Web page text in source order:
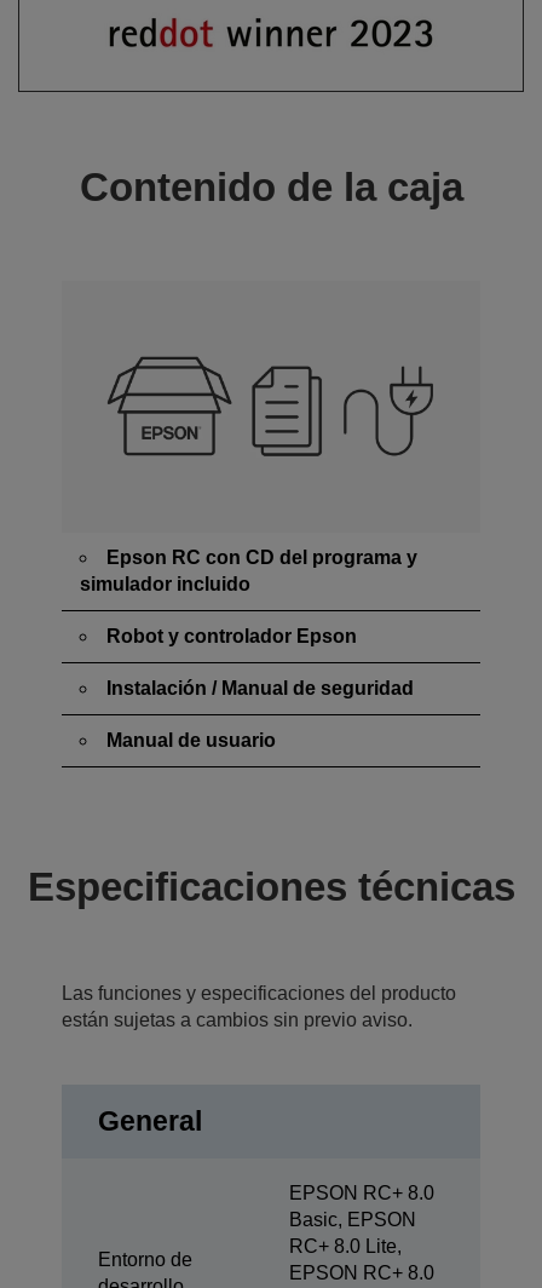
Contenido de la caja
Epson RC con CD del programa y
simulador incluido
Robot y controlador Epson
Instalación / Manual de seguridad
Manual de usuario
Especificaciones técnicas
Las funciones y especificaciones del producto
están sujetas a cambios sin previo aviso.
General
Entorno de
EPSON RC+ 8.0
Basic, EPSON
RC+ 8.0 Lite,
EPSON RC+ 8.0